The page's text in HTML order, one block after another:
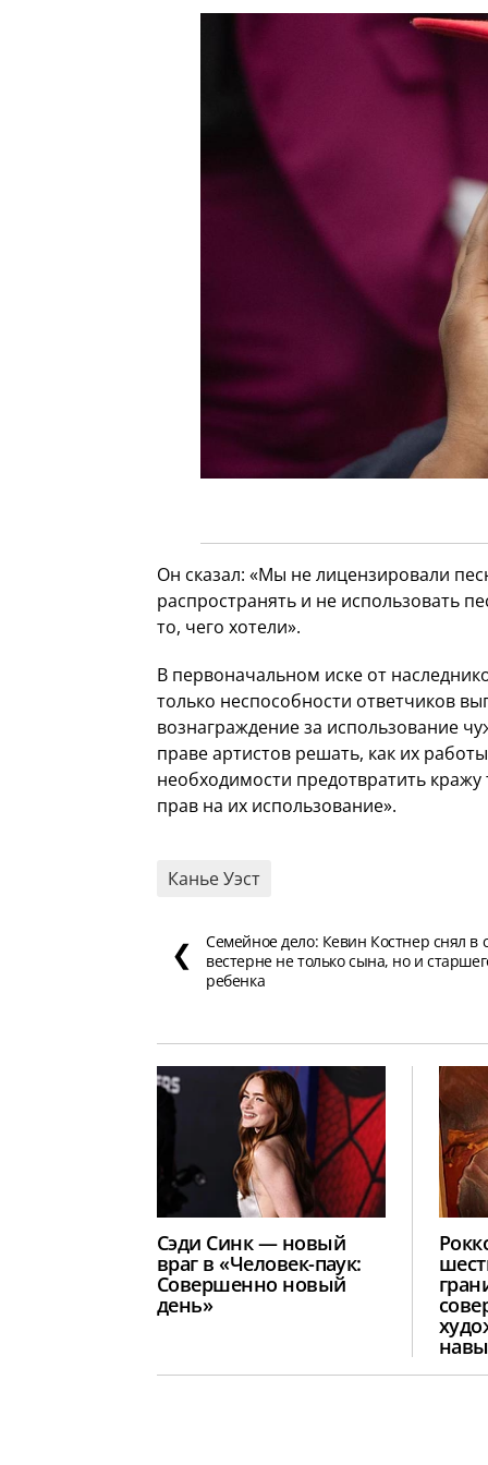
Он сказал: «Мы не лицензировали
распространять и не использовать
то, чего хотели».
В первоначальном иске от
только неспособности ответчиков
вознаграждение за использование
праве артистов решать, как их
необходимости предотвратить
прав на их использование».
Канье Уэст
❮
Семейное дело: Кевин Костнер снял в
вестерне не только сына, но и
ребенка
Сэди Синк — новый
враг в «Человек-паук:
Совершенно новый
день»